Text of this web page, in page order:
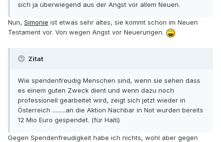
sich ja überwiegend aus der Angst vor allem Neuen.
Nun, Simonie ist etwas sehr altes, sie kommt schon im Neuen
Testament vor. Von wegen Angst vor Neuerungen.
Zitat
Wie spendenfreudig Menschen sind, wenn sie sehen dass
es einem guten Zweck dient und wenn dazu noch
professionell gearbeitet wird, zeigt sich jetzt wieder in
Österreich .........an die Aktion Nachbar in Not wurden bereits
12 Mio Euro gespendet. (für Haiti)
Gegen Spendenfreudigkeit habe ich nichts, wohl aber gegen